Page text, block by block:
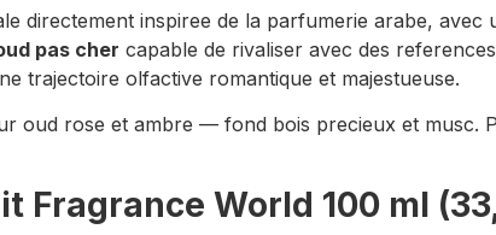
directement inspiree de la parfumerie arabe,
pas cher capable de rivaliser avec des
trajectoire olfactive romantique et majestueuse.
oud rose et ambre — fond bois precieux et musc.
Fragrance World 100 ml